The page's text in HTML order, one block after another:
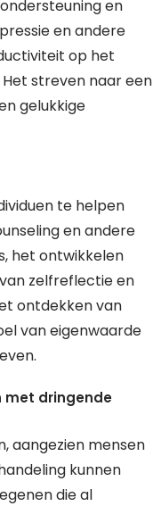
en
en andere
op het
streven naar een
gelukkige
te helpen
en andere
het ontwikkelen
zelfreflectie en
ontdekken van
van eigenwaarde
met dringende
aangezien mensen
kunnen
die al